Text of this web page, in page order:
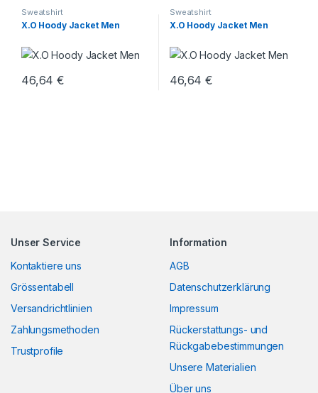
Sweatshirt
X.O Hoody Jacket Men
46,64€
Sweatshirt
X.O Hoody Jacket Men
46,64€
Unser Service
Kontaktiere uns
Grössentabell
Versandrichtlinien
Zahlungsmethoden
Trustprofile
Information
AGB
Datenschutzerklärung
Impressum
Rückerstattungs- und
Rückgabebestimmungen
Unsere Materialien
Über uns